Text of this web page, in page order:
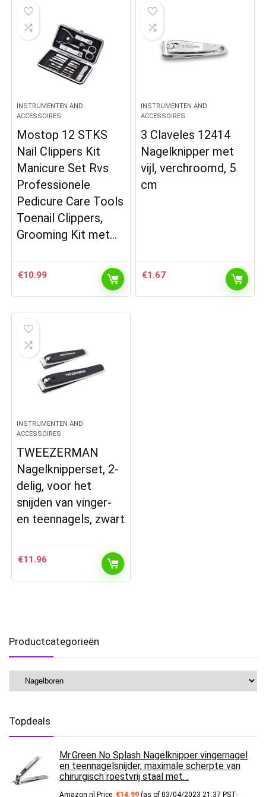
INSTRUMENTEN AND
ACCESSOIRES
Mostop 12 STKS
Nail Clippers Kit
Manicure Set Rvs
Professionele
Pedicure Care Tools
Toenail Clippers,
Grooming Kit met…
€10.99
INSTRUMENTEN AND
ACCESSOIRES
3 Claveles 12414
Nagelknipper met
vijl, verchroomd, 5
cm
€1.67
INSTRUMENTEN AND
ACCESSOIRES
TWEEZERMAN
Nagelknipperset, 2-
delig, voor het
snijden van vinger-
en teennagels, zwart
€11.96
Productcategorieën
Topdeals
Mr.Green No Splash Nagelknipper vingernagel
en teennagelsnijder, maximale scherpte van
chirurgisch roestvrij staal met…
Amazon.nl Price: €14.99 (as of 03/04/2023 21:37 PST-